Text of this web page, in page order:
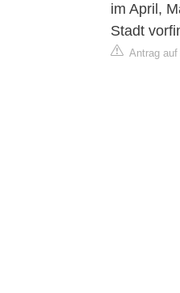
im April,
Stadt
Antrag